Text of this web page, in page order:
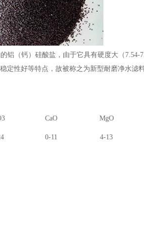
铝（钙）硅酸盐，由于它具有硬度大（7.54-
定性好等特点，故被称之为新型耐磨净水滤料
CaO MgO
0-11 4-13